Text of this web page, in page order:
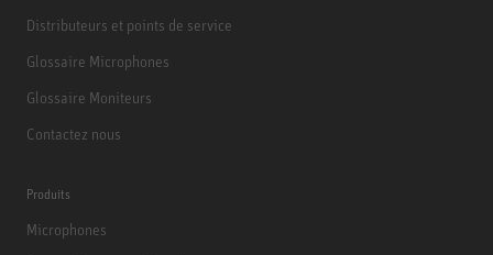
Distributeurs et points de service
Glossaire Microphones
Glossaire Moniteurs
Contactez nous
Produits
Microphones